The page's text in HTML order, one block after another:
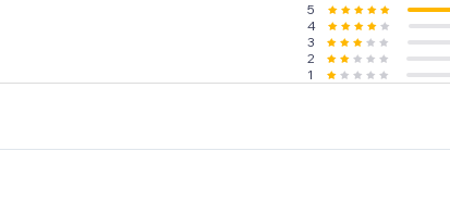
5
4
3
2
1